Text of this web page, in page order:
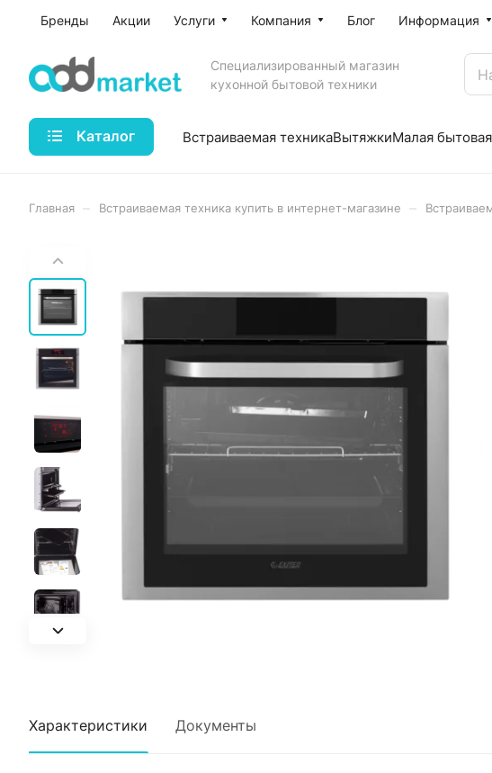
Бренды Акции Услуги Компания Блог Информация
Специализированный магазин
кухонной бытовой техники
Каталог Встраиваемая техникаВытяжкиМалая
Главная Встраиваемая техника купить в интернет-магазине
Характеристики Документы